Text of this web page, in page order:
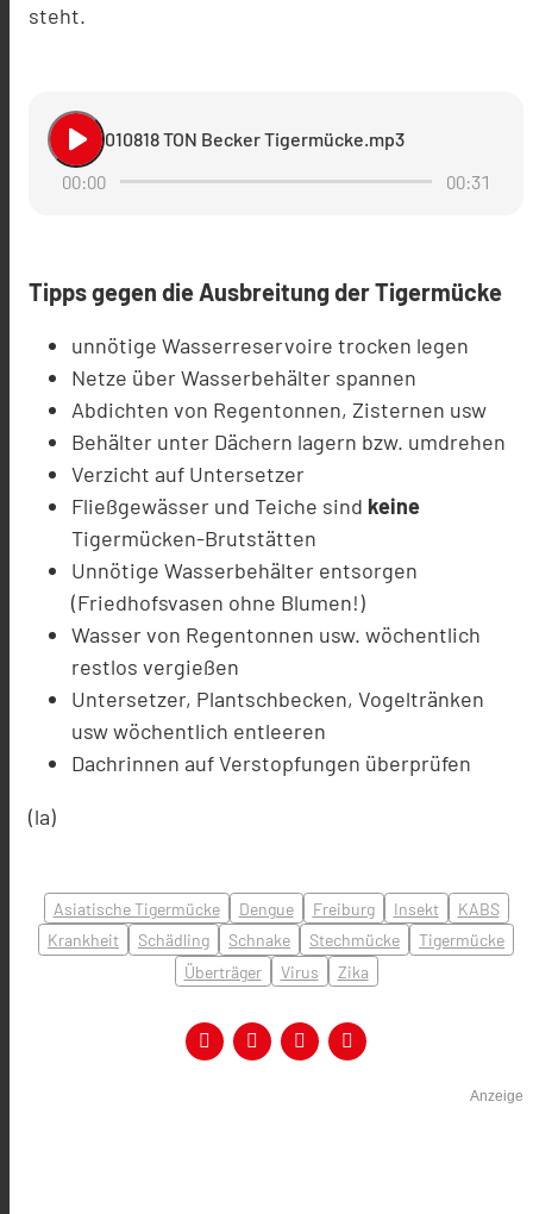
steht.
play_arrow
010818 TON Becker Tigermücke.mp3
00:00
00:31
Tipps gegen die Ausbreitung der Tigermücke
unnötige Wasserreservoire trocken legen
Netze über Wasserbehälter spannen
Abdichten von Regentonnen, Zisternen usw
Behälter unter Dächern lagern bzw. umdrehen
Verzicht auf Untersetzer
Fließgewässer und Teiche sind keine
Tigermücken-Brutstätten
Unnötige Wasserbehälter entsorgen
(Friedhofsvasen ohne Blumen!)
Wasser von Regentonnen usw. wöchentlich
restlos vergießen
Untersetzer, Plantschbecken, Vogeltränken
usw wöchentlich entleeren
Dachrinnen auf Verstopfungen überprüfen
(la)
Asiatische Tigermücke Dengue Freiburg Insekt
KABS
Krankheit
Schädling Schnake Stechmücke
Tigermücke
Überträger
Virus Zika
Anzeige